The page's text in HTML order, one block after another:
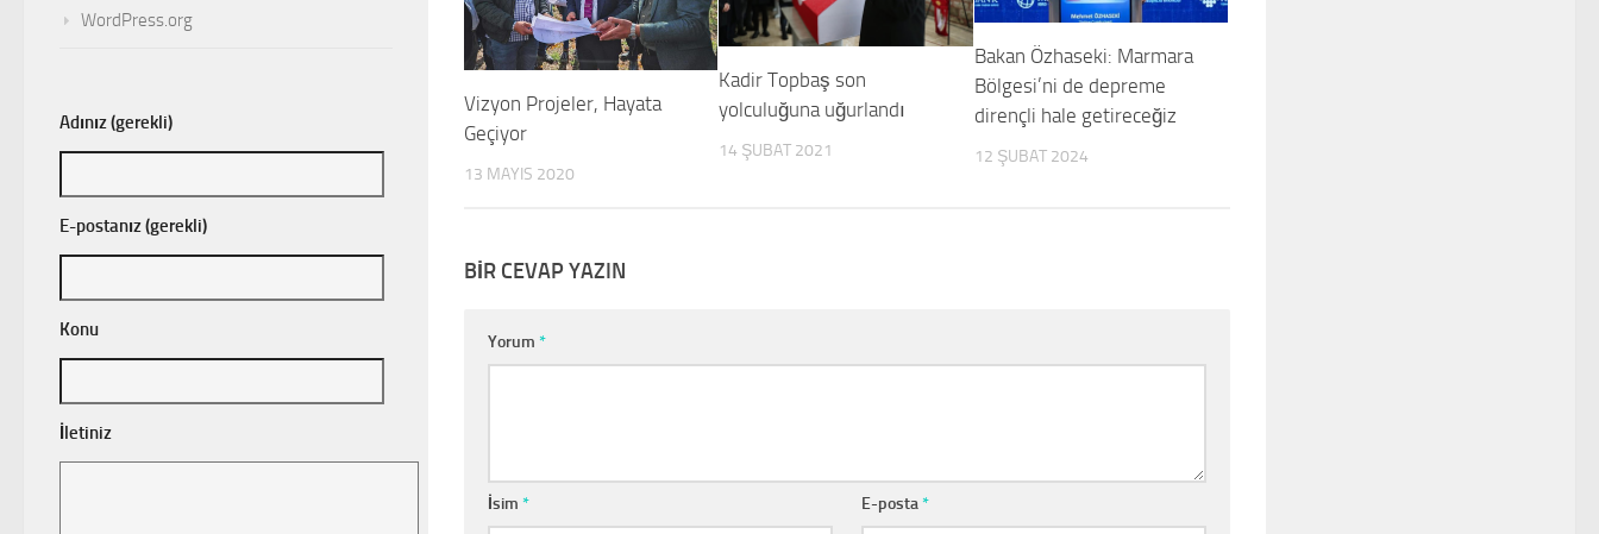
Vizyon Projeler, Hayata
Geçiyor
13 MAYIS 2020
Kadir Topbaş son
yolculuğuna uğurlandı
14 ŞUBAT 2021
Bakan Özhaseki: Marmara
Bölgesi’ni de depreme
dirençli hale getireceğiz
12 ŞUBAT 2024
BIR CEVAP YAZIN
Yorum *
İsim * E-posta*
WordPress.org
Adınız (gerekli)
E-postanız (gerekli)
Konu
İletiniz